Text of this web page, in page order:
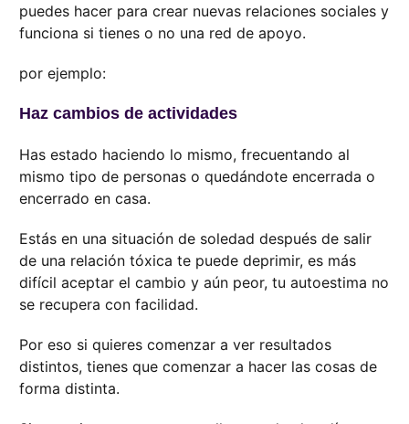
puedes hacer para crear nuevas relaciones sociales y
funciona si tienes o no una red de apoyo.
por ejemplo:
Haz cambios de actividades
Has estado haciendo lo mismo, frecuentando al
mismo tipo de personas o quedándote encerrada o
encerrado en casa.
Estás en una situación de soledad después de salir
de una relación tóxica te puede deprimir, es más
difícil aceptar el cambio y aún peor, tu autoestima no
se recupera con facilidad.
Por eso si quieres comenzar a ver resultados
distintos, tienes que comenzar a hacer las cosas de
forma distinta.